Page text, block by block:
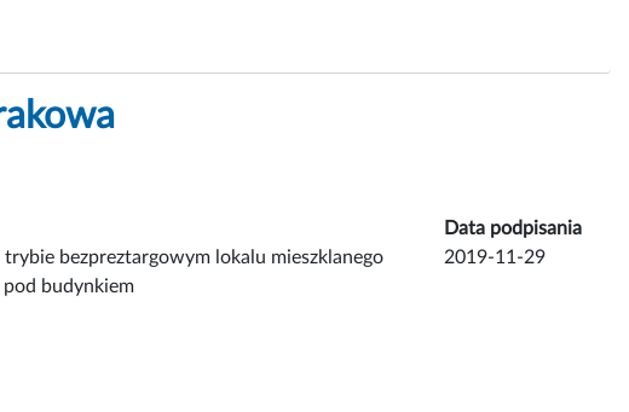
Data podpisania
bezpreztargowym lokalu mieszklanego
pod budynkiem
2019-11-29